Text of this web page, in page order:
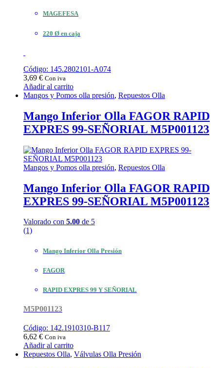
MAGEFESA
220 Ø en caja
Código: 145.2802101-A074
3,69 € Con iva
Añadir al carrito
Mangos y Pomos olla presión, Repuestos Olla
Mango Inferior Olla FAGOR RAPID
EXPRES 99-SEÑORIAL M5P001123
Mangos y Pomos olla presión, Repuestos Olla
Mango Inferior Olla FAGOR RAPID
EXPRES 99-SEÑORIAL M5P001123
Valorado con 5.00 de 5
(1)
Mango Inferior Olla Presión
FAGOR
RAPID EXPRES 99 Y SEÑORIAL
M5P001123
Código: 142.1910310-B117
6,62 € Con iva
Añadir al carrito
Repuestos Olla, Válvulas Olla Presión